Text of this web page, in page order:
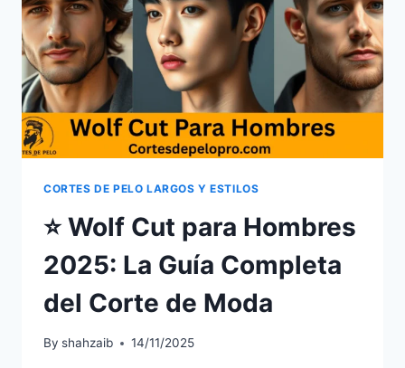
CORTES DE PELO LARGOS Y ESTILOS
⭐ Wolf Cut para Hombres
2025: La Guía Completa
del Corte de Moda
By shahzaib 14/11/2025